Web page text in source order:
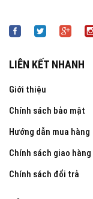
LIÊN KẾT NHANH
Giới thiệu
Chính sách bảo mật
Hướng dẫn mua hàng
Chính sách giao hàng
Chính sách đổi trả